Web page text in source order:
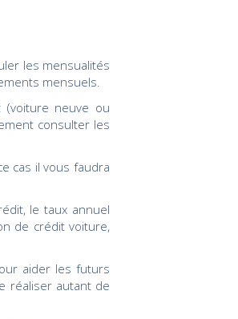
les mensualités
mensuels.
neuve ou
consulter les
cas il vous faudra
le taux annuel
de crédit voiture,
aider les futurs
réaliser autant de